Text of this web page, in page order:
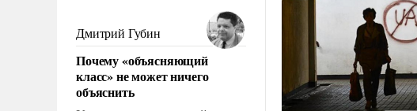
фундаментальным знанием,
что мировая политика имеет
свойство заявляться на порог
нашего дома.
Дмитрий Губин
Почему «объясняющий
класс» не может ничего
объяснить